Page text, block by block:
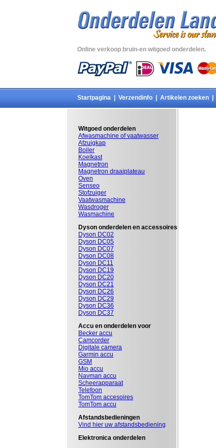
Online verkoop bruin-en witgoed onderdelen.
Startpagina Verzendinfo Artikelen zoeken
Witgoed onderdelen
Afwasmachine of vaatwasser
Afzuigkap
Boiler
Koelkast
Magnetron
Magnetron draaiplateau
Oven
Senseo
Stofzuiger
Vaatwasmachine
Wasdroger
Wasmachine
Dyson onderdelen en accessoires
Dyson DC02
Dyson DC05
Dyson DC07
Dyson DC08
Dyson DC11
Dyson DC19
Dyson DC20
Dyson DC21
Dyson DC26
Dyson DC29
Dyson DC36
Dyson DC37
Accu en onderdelen voor
Becker accu
Camcorder
Digitale camera
Garmin accu
GSM
Mio accu
Navman accu
Scheerapparaat
Telefoon
TomTom accesoires
TomTom accu
Afstandsbedieningen
Vind hier uw afstandsbediening
Elektronica onderdelen